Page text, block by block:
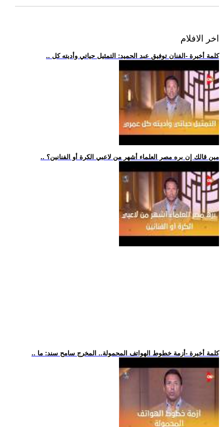
اخر الافلام
.. كلمة أخيرة -الفنان توفيق عبد الحميد: التمثيل حياتي وأديته كل
.. مين قالك إن بره مصر العلماء أشهر من لاعبي الكرة أو الفنانين؟
.. كلمة أخيرة -أزمة خطوط الهواتف المحمولة.. المخرج سامح سند: ما